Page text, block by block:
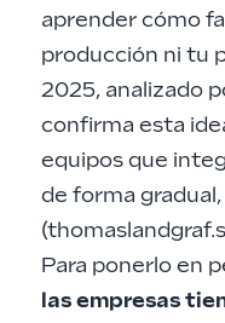
aprender cómo
producción ni tu
2025, analizado
confirma esta
equipos que
de forma
(
Para ponerlo en
las empresas